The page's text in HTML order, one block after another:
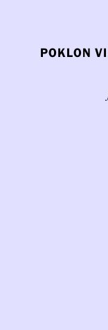
POKLON